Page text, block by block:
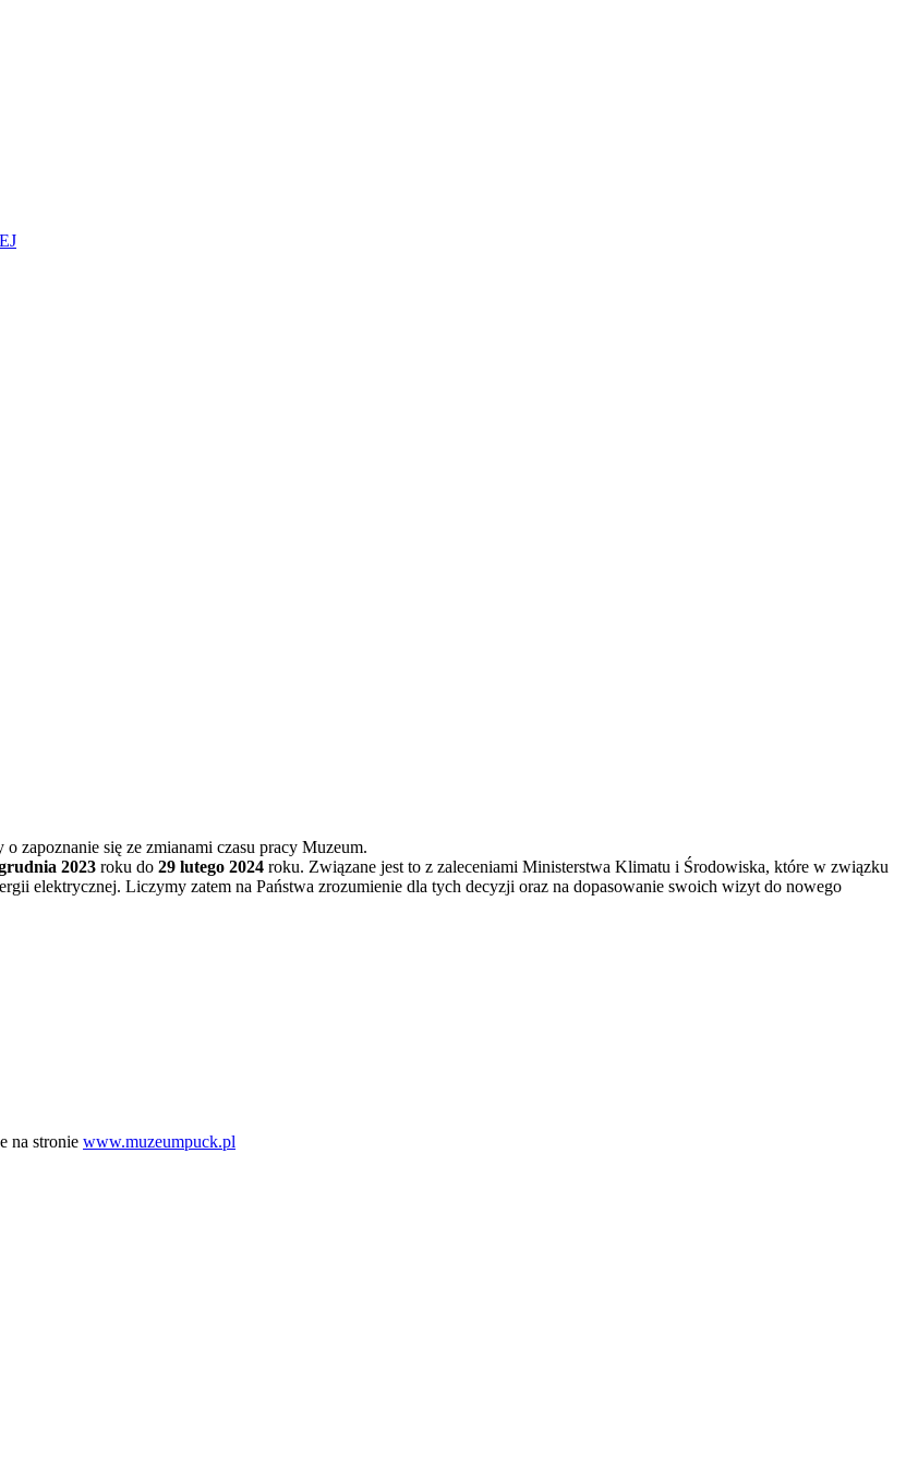
zapoznanie się ze zmianami czasu pracy Muzeum.
2023 roku do 29 lutego 2024 roku. Związane jest to z zaleceniami Ministerstwa Klimatu i Środowiska, które w związku
elektrycznej. Liczymy zatem na Państwa zrozumienie dla tych decyzji oraz na dopasowanie swoich wizyt do nowego
na stronie www.muzeumpuck.pl